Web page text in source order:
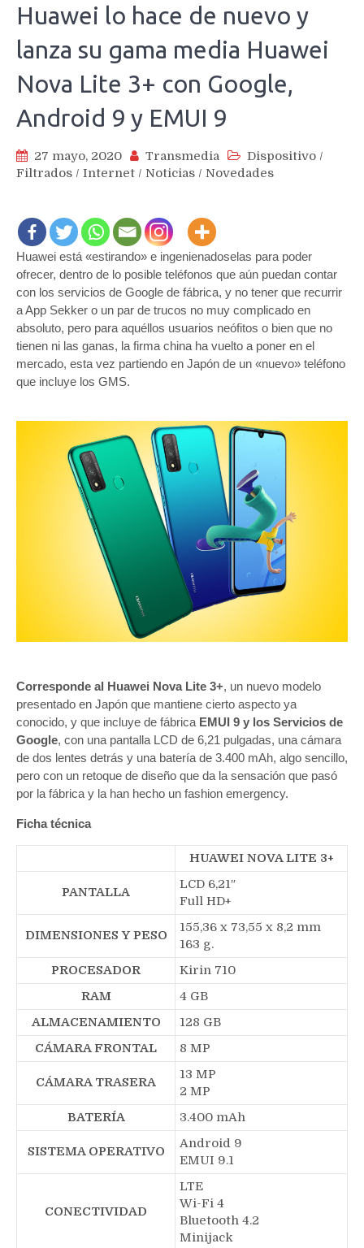
Huawei lo hace de nuevo y
lanza su gama media Huawei
Nova Lite 3+ con Google,
Android 9 y EMUI 9
27 mayo, 2020 Transmedia Dispositivo /
Filtrados / Internet / Noticias / Novedades
Huawei está «estirando» e ingenienadoselas para poder
ofrecer, dentro de lo posible teléfonos que aún puedan contar
con los servicios de Google de fábrica, y no tener que recurrir
a App Sekker o un par de trucos no muy complicado en
absoluto, pero para aquéllos usuarios neófitos o bien que no
tienen ni las ganas, la firma china ha vuelto a poner en el
mercado, esta vez partiendo en Japón de un «nuevo» teléfono
que incluye los GMS.
Corresponde al Huawei Nova Lite 3+, un nuevo modelo
presentado en Japón que mantiene cierto aspecto ya
conocido, y que incluye de fábrica EMUI 9 y los Servicios de
Google, con una pantalla LCD de 6,21 pulgadas, una cámara
de dos lentes detrás y una batería de 3.400 mAh, algo sencillo,
pero con un retoque de diseño que da la sensación que pasó
por la fábrica y la han hecho un fashion emergency.
Ficha técnica
HUAWEI NOVA LITE 3+
PANTALLA
LCD 6,21″
Full HD+
DIMENSIONES Y PESO
155,36 x 73,55 x 8,2 mm
163 g.
PROCESADOR
Kirin 710
RAM
4 GB
ALMACENAMIENTO
128 GB
CÁMARA FRONTAL
8 MP
CÁMARA TRASERA
13 MP
2 MP
BATERÍA
3.400 mAh
SISTEMA OPERATIVO
Android 9
EMUI 9.1
CONECTIVIDAD
LTE
Wi-Fi 4
Bluetooth 4.2
Minijack